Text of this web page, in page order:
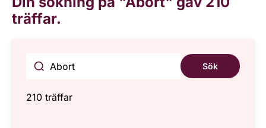
träffar.
Sök
210 träffar